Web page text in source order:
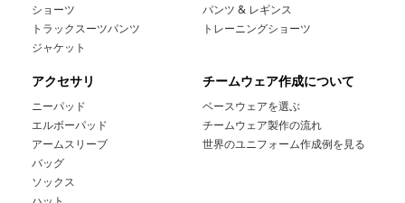
ショーツ
トラックスーツパンツ
ジャケット
パンツ & レギンス
トレーニングショーツ
アクセサリ
ニーパッド
エルボーパッド
アームスリーブ
バッグ
ソックス
チームウェア作成について
ベースウェアを選ぶ
チームウェア製作の流れ
世界のユニフォーム作成例を見る